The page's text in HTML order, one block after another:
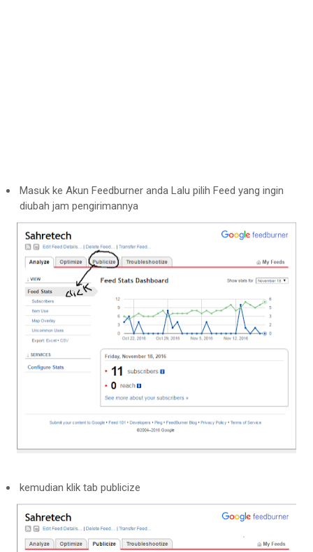
Masuk ke Akun Feedburner anda Lalu pilih Feed yang ingin
diubah jam pengirimannya
kemudian klik tab publicize